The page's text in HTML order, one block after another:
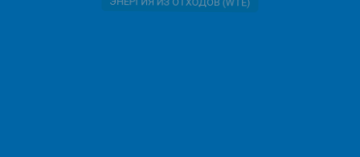
ЭНЕРГИЯ ИЗ ОТХОДОВ (WTE)